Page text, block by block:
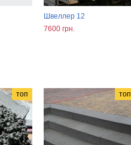
Швеллер 12
7600 грн.
топ топ